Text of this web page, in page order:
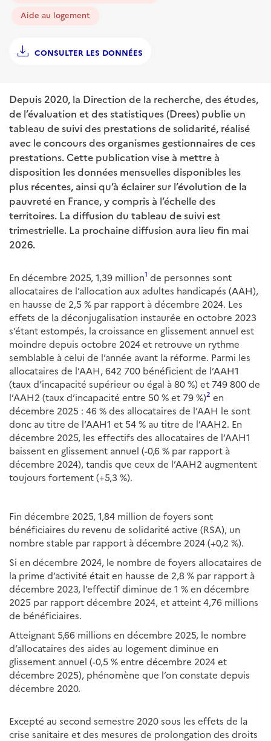
Aide au logement
CONSULTER LES DONNÉES
Depuis 2020, la Direction de la recherche, des études,
de l’évaluation et des statistiques (Drees) publie un
tableau de suivi des prestations de solidarité, réalisé
avec le concours des organismes gestionnaires de ces
prestations. Cette publication vise à mettre à
disposition les données mensuelles disponibles les
plus récentes, ainsi qu’à éclairer sur l’évolution de la
pauvreté en France, y compris à l’échelle des
territoires. La diffusion du tableau de suivi est
trimestrielle. La prochaine diffusion aura lieu fin mai
2026.
En décembre 2025, 1,39 million1 de personnes sont
allocataires de l’allocation aux adultes handicapés (AAH),
en hausse de 2,5 % par rapport à décembre 2024. Les
effets de la déconjugalisation instaurée en octobre 2023
s’étant estompés, la croissance en glissement annuel est
moindre depuis octobre 2024 et retrouve un rythme
semblable à celui de l’année avant la réforme. Parmi les
allocataires de l’AAH, 642 700 bénéficient de l’AAH1
(taux d’incapacité supérieur ou égal à 80 %) et 749 800 de
l’AAH2 (taux d’incapacité entre 50 % et 79 %)2 en
décembre 2025 : 46 % des allocataires de l’AAH le sont
donc au titre de l’AAH1 et 54 % au titre de l’AAH2. En
décembre 2025, les effectifs des allocataires de l’AAH1
baissent en glissement annuel (-0,6 % par rapport à
décembre 2024), tandis que ceux de l’AAH2 augmentent
toujours fortement (+5,3 %).
Fin décembre 2025, 1,84 million de foyers sont
bénéficiaires du revenu de solidarité active (RSA), un
nombre stable par rapport à décembre 2024 (+0,2 %).
Si en décembre 2024, le nombre de foyers allocataires de
la prime d’activité était en hausse de 2,8 % par rapport à
décembre 2023, l’effectif diminue de 1 % en décembre
2025 par rapport décembre 2024, et atteint 4,76 millions
de bénéficiaires.
Atteignant 5,66 millions en décembre 2025, le nombre
d’allocataires des aides au logement diminue en
glissement annuel (-0,5 % entre décembre 2024 et
décembre 2025), phénomène que l’on constate depuis
décembre 2020.
Excepté au second semestre 2020 sous les effets de la
crise sanitaire et des mesures de prolongation des droits